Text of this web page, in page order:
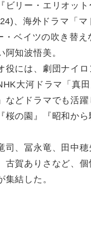
ビリー・エリオット
、海外ドラマ「マ
・ベイツの吹き替え
阿知波悟美。
役には、劇団ナイ
大河ドラマ「真
などドラマでも活躍
桜の園』『昭和か
司、冨永竜、田中
古賀ありさなど、個
集結した。